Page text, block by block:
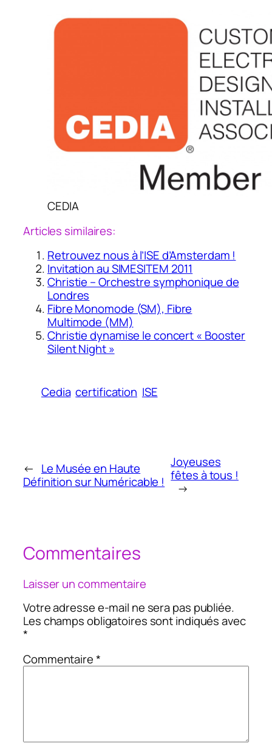
CEDIA
Articles similaires:
Retrouvez nous à l’ISE d’Amsterdam !
Invitation au SIMESITEM 2011
Christie – Orchestre symphonique de
Londres
Fibre Monomode (SM), Fibre
Multimode (MM)
Christie dynamise le concert « Booster
Silent Night »
Cedia certification ISE
← Le Musée en Haute
Définition sur Numéricable !
Joyeuses
fêtes à tous !
→
Commentaires
Laisser un commentaire
Votre adresse e-mail ne sera pas publiée.
Les champs obligatoires sont indiqués avec
*
Commentaire*